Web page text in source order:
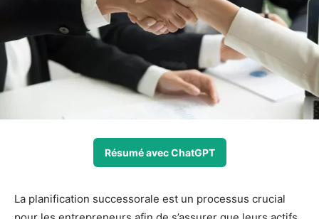
Résumé avec ChatGPT
La planification successorale est un processus crucial